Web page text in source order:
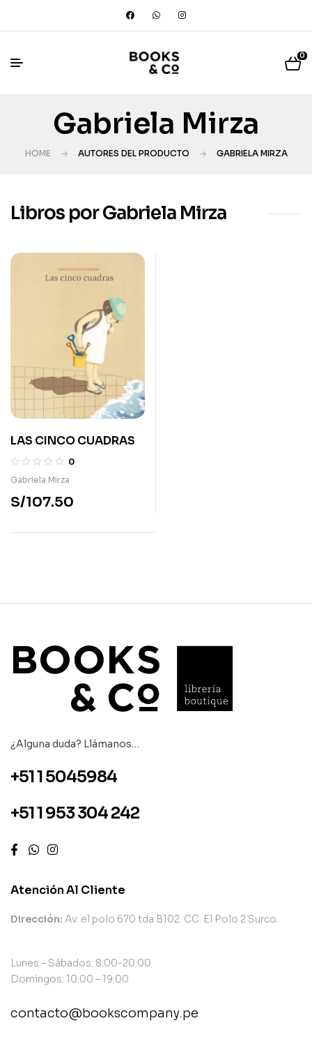
0
Gabriela Mirza
HOME AUTORES DEL PRODUCTO GABRIELA MIRZA
Libros por Gabriela Mirza
LAS CINCO CUADRAS
0
Gabriela Mirza
S/107.50
¿Alguna duda? Llámanos…
+51 1 5045984
+51 1 953 304 242
Atención Al Cliente
Dirección: Av. el polo 670 tda B102. CC. El Polo 2 Surco.
Lunes – Sábados: 8:00-20:00
Domingos: 10:00 – 19:00
contacto@bookscompany.pe